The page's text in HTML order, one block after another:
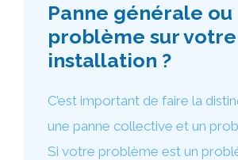
Panne générale ou
problème sur votre
installation ?
C’est important de faire la
une panne collective et un
Si votre problème est un